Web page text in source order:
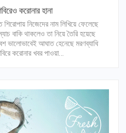
করোনার হানা
নিজেদের নাম লিখিয়ে ফেলেছে
বাকি থাকলেও তা নিয়ে তৈরি হয়েছে
ভালোভাবেই আঘাত হেনেছে মরণব্যাধি
করোনার খবর পাওয়া…